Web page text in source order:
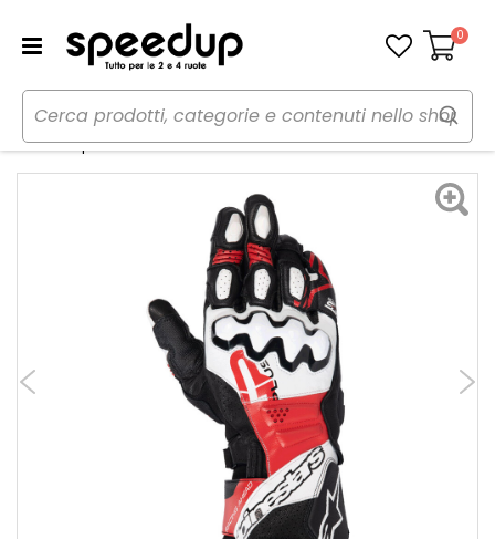
Carrello
0
Home Moto Abbigliamento moto
Guanti
Guanti in pelle GP PLUS R V3